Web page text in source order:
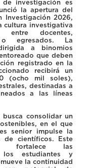
investigación es
la apertura del
Investigación 2026,
cultura investigativa
docentes,
egresados. La
a binomios
que deben
registrado en la
recibirá un
(ocho mil soles),
destinadas a
a las líneas
consolidar un
en el que
senior impulse la
de científicos. Este
fortalece las
los estudiantes y
la continuidad